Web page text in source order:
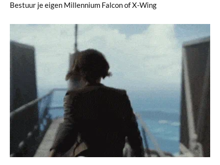
Bestuur je eigen Millennium Falcon of X-Wing